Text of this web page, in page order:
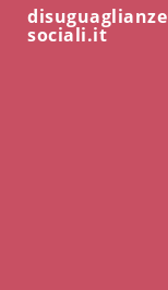
disuguaglianze
sociali.it